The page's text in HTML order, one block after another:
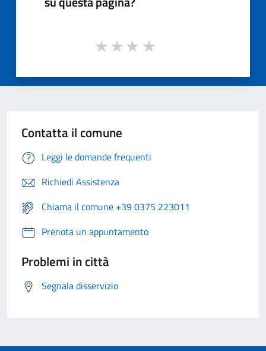
Contatta il comune
Leggi le domande frequenti
Richiedi Assistenza
Chiama il comune +39 0375 223011
Prenota un appuntamento
Problemi in città
Segnala disservizio